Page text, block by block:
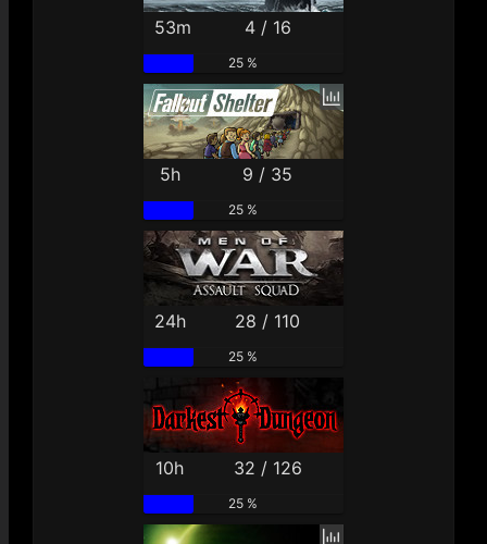
53m 4 / 16
25 %
5h 9 / 35
25 %
24h 28 / 110
25 %
10h 32 / 126
25 %